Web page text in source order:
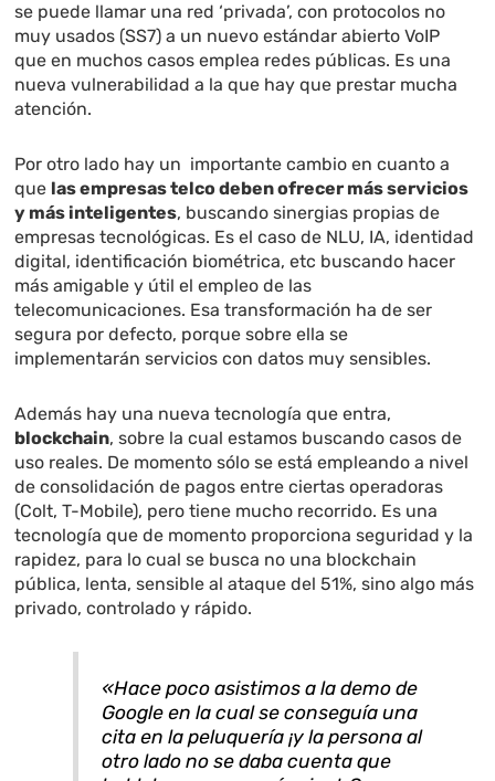
se puede llamar una red ‘privada’, con protocolos no
muy usados (SS7) a un nuevo estándar abierto VoIP
que en muchos casos emplea redes públicas. Es una
nueva vulnerabilidad a la que hay que prestar mucha
atención.
Por otro lado hay un importante cambio en cuanto a
que las empresas telco deben ofrecer más servicios
y más inteligentes, buscando sinergias propias de
empresas tecnológicas. Es el caso de NLU, IA, identidad
digital, identificación biométrica, etc buscando hacer
más amigable y útil el empleo de las
telecomunicaciones. Esa transformación ha de ser
segura por defecto, porque sobre ella se
implementarán servicios con datos muy sensibles.
Además hay una nueva tecnología que entra,
blockchain, sobre la cual estamos buscando casos de
uso reales. De momento sólo se está empleando a nivel
de consolidación de pagos entre ciertas operadoras
(Colt, T-Mobile), pero tiene mucho recorrido. Es una
tecnología que de momento proporciona seguridad y la
rapidez, para lo cual se busca no una blockchain
pública, lenta, sensible al ataque del 51%, sino algo más
privado, controlado y rápido.
«Hace poco asistimos a la demo de
Google en la cual se conseguía una
cita en la peluquería ¡y la persona al
otro lado no se daba cuenta que